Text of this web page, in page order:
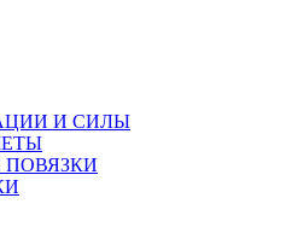
И СИЛЫ